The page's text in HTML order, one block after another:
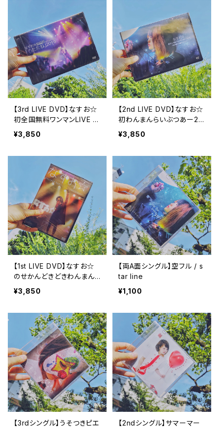
【3rd LIVE DVD】なすお☆
初全国無料ワンマンLIVE T
OUR 「うたたね」2019
¥3,850
【2nd LIVE DVD】なすお☆
初わんまんらいぶつあー20
18 ～きみとぼくと魔法とな
すお☆～
¥3,850
【1st LIVE DVD】なすお☆
のせかんどきどきわんまん
らいぶ ～本当のバレンタイ
ンは今日なのだっ～
¥3,850
【両A面シングル】空フル / s
tar line
¥1,100
【3rdシングル】うそつきピエ
【2ndシングル】サマーマー